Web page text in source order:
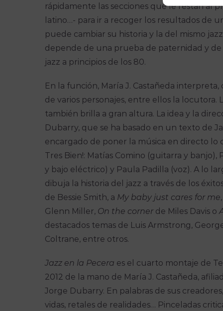
rápidamente las secciones que le restan al
latino…- para ir a recoger los resultados de
puede cambiar su historia y la del mismo
depende de una prueba de paternidad y
jazz a principios de los 80.
En la función, María J. Castañeda
de varios personajes, entre ellos la
también brilla a gran altura. La idea y la
Dubarry, que se ha basado en un texto de
encargado de poner la música en directo lo
Tres Bien!: Matías Comino (guitarra y
y bajo eléctrico) y Paula Padilla (voz). A lo
dibuja la historia del jazz a través de los
de Bessie Smith, a My baby just cares for me
Glenn Miller, On the cornerde Miles Davis o
destacados temas de Luis Armstrong,
Coltrane, entre otros.
Jazz en la Pecera es el cuarto montaje de
2012 de la mano de María J. Castañeda,
Jorge Dubarry. En palabras de sus
vidas, retales de realidades… Pinceladas